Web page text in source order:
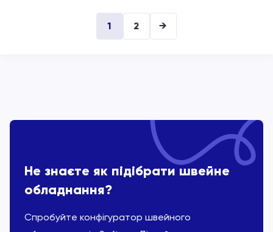
1 2 →
Не знаєте як підібрати швейне
обладнання?
Спробуйте конфігуратор швейного